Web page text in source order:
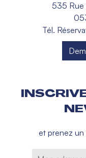
535 Rue
Tél.
et prenez un